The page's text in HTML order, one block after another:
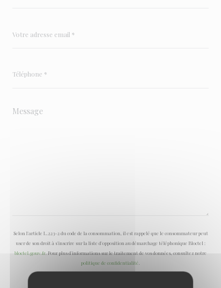
Selon l'article L.223-2 du code de la consommation, il est rappelé que le consommateur peut
user de son droit à s'inscrire sur la liste d'opposition au démarchage téléphonique Bloctel :
bloctel.gouv.fr. Pour plus d'informations sur le traitement de vos données, consultez notre
politique de confidentialité